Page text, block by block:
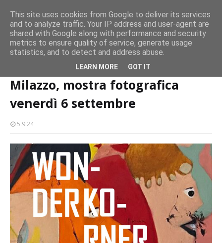
Milazzo 28ª Sagra del Pesce a Vaccarella: il programma
EVENTI
Milazzo, mostra fotografica venerdì 6 settembre
Milazzo, mostra fotografica
venerdì 6 settembre
5.9.24
This site uses cookies from Google to deliver its services
and to analyze traffic. Your IP address and user-agent are
shared with Google along with performance and security
metrics to ensure quality of service, generate usage
statistics, and to detect and address abuse.
LEARN MORE GOT IT